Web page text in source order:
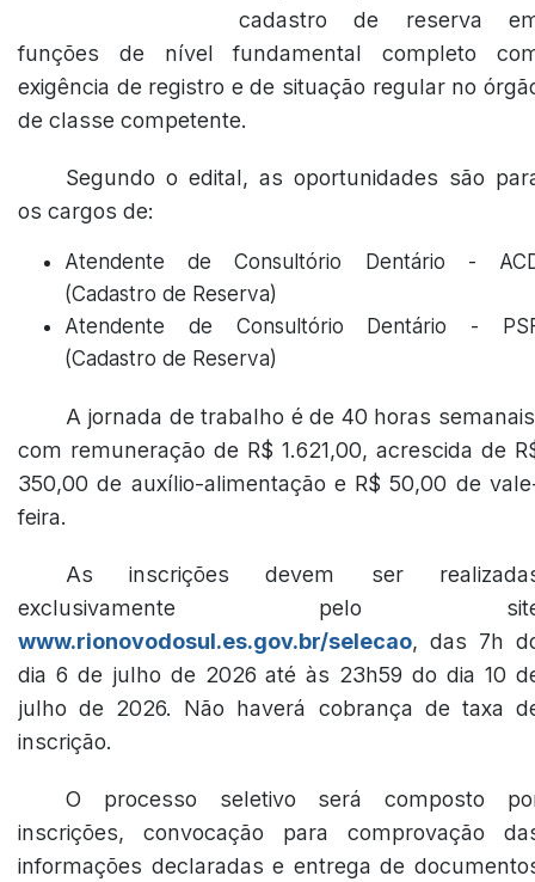
cadastro de reserva
funções de nível fundamental completo
exigência de registro e de situação regular no
de classe competente.
Segundo o edital, as oportunidades são
os cargos de:
Atendente de Consultório Dentário -
(Cadastro de Reserva)
Atendente de Consultório Dentário -
(Cadastro de Reserva)
A jornada de trabalho é de 40 horas
com remuneração de R$ 1.621,00, acrescida de
350,00 de auxílio-alimentação e R$ 50,00 de
feira.
As inscrições devem ser
exclusivamente pelo
www.rionovodosul.es.gov.br/selecao, das 7h
dia 6 de julho de 2026 até às 23h59 do dia 10
julho de 2026. Não haverá cobrança de taxa
inscrição.
O processo seletivo será composto
inscrições, convocação para comprovação
informações declaradas e entrega de